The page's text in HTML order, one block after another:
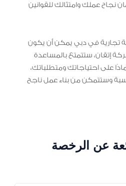
عملك وامتثالك للقوانين
تجارية في دبي يمكن أن يكون
إتقان، ستتمتع بالمساعدة
على احتياجاتك ومتطلباتك،
وستتمكن من بناء عمل ناجح
عن الرخصة